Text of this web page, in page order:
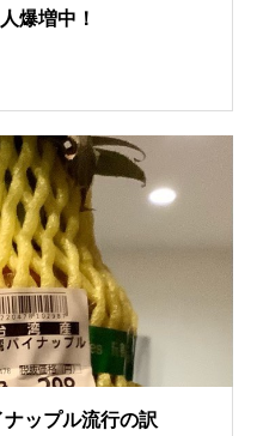
爆増中！
ップル流行の訳